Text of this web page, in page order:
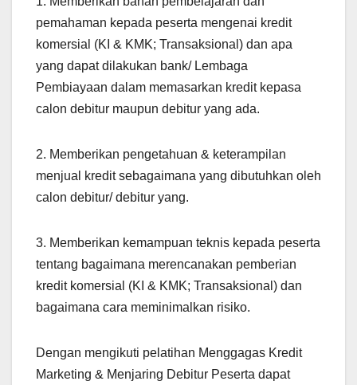
pemahaman kepada peserta mengenai kredit
komersial (KI & KMK; Transaksional) dan apa
yang dapat dilakukan bank/ Lembaga
Pembiayaan dalam memasarkan kredit kepasa
calon debitur maupun debitur yang ada.
2. Memberikan pengetahuan & keterampilan
menjual kredit sebagaimana yang dibutuhkan oleh
calon debitur/ debitur yang.
3. Memberikan kemampuan teknis kepada peserta
tentang bagaimana merencanakan pemberian
kredit komersial (KI & KMK; Transaksional) dan
bagaimana cara meminimalkan risiko.
Dengan mengikuti pelatihan Menggagas Kredit
Marketing & Menjaring Debitur Peserta dapat